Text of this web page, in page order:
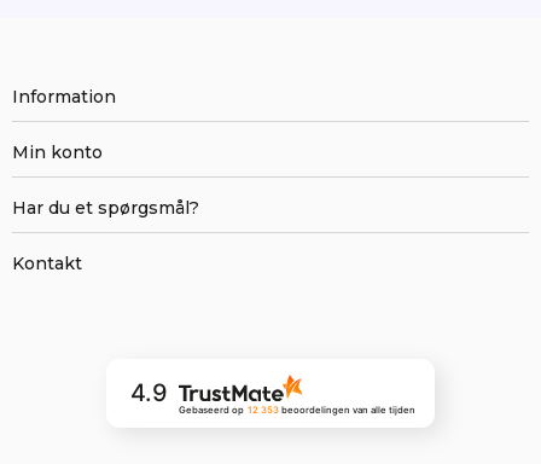
Information
Min konto
Har du et spørgsmål?
Kontakt
4.9
Gebaseerd op 12 353 beoordelingenvan alle tijden